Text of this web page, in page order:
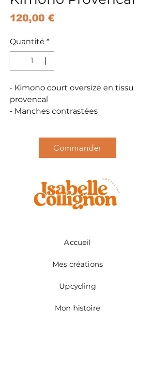
120,00 €Prix
Quantité *
- Kimono court oversize en tissu
provencal
- Manches contrastées
- Encolure gansée
- Pièce unique
- Fabriqué en France
Commander
Accueil
Mes créations
Upcycling
Mon histoire